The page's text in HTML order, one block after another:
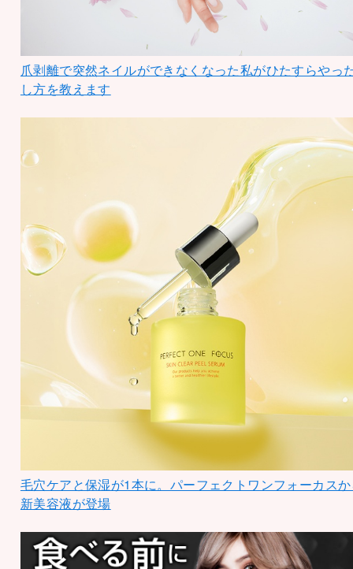
爪剥離で突然ネイルができなくなった私がひたすらやっ
し方を教えます
毛穴ケアと保湿が1本に。パーフェクトワンフォーカス
新美容液が登場